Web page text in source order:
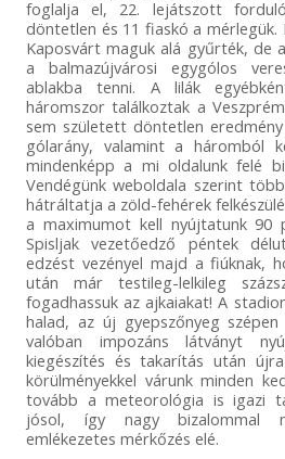
foglalja el, 22. lejátszott
döntetlen és 11 fiaskó a
Kaposvárt maguk alá gyűrték, de
a balmazújvárosi egygólos
ablakba tenni. A lilák
háromszor találkoztak a
sem született döntetlen
gólarány, valamint a háromból
mindenképp a mi oldalunk felé
Vendégünk weboldala szerint
hátráltatja a zöld-fehérek
a maximumot kell nyújtatunk 90
Spisljak vezetőedző péntek
edzést vezényel majd a fiúknak,
után már testileg-lelkileg
fogadhassuk az ajkaiakat! A
halad, az új gyepszőnyeg
valóban impozáns látványt
kiegészítés és takarítás után
körülményekkel várunk minden
tovább a meteorológia is igazi
jósol, így nagy bizalommal
emlékezetes mérkőzés elé.